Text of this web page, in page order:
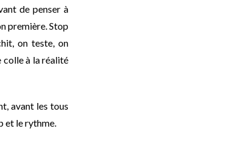
de penser à
première. Stop
on teste, on
colle à la réalité
avant les tous
et le rythme.